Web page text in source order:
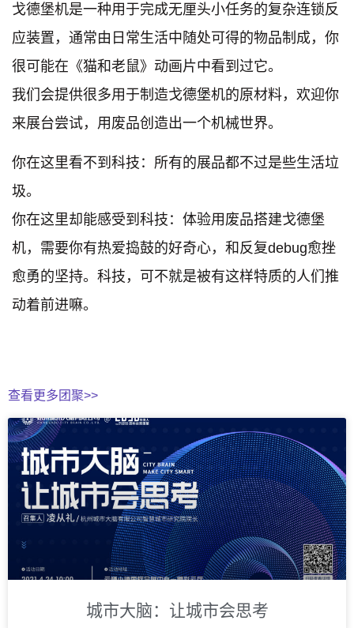
戈德堡机是一种用于完成无厘头小任务的复杂连锁反
应装置，通常由日常生活中随处可得的物品制成，你
很可能在《猫和老鼠》动画片中看到过它。
我们会提供很多用于制造戈德堡机的原材料，欢迎你
来展台尝试，用废品创造出一个机械世界。
你在这里看不到科技：所有的展品都不过是些生活垃
圾。
你在这里却能感受到科技：体验用废品搭建戈德堡
机，需要你有热爱捣鼓的好奇心，和反复debug愈挫
愈勇的坚持。科技，可不就是被有这样特质的人们推
动着前进嘛。
查看更多团聚>>
城市大脑：让城市会思考